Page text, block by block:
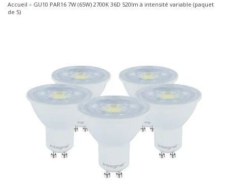
Accueil » GU10 PAR16 7W (65W) 2700K 36D 520lm à intensité variable (paquet
de 5)